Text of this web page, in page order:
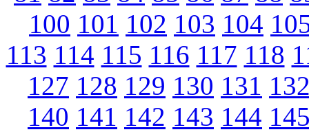
100 101 102 103 104
113 114 115 116 117 118
127 128 129 130 131
140 141 142 143 144